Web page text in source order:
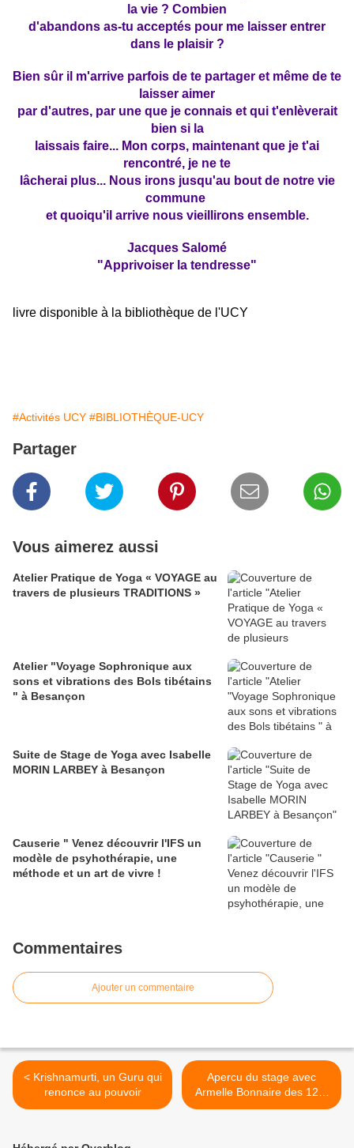
la vie ? Combien
d'abandons as-tu acceptés pour me laisser entrer
dans le plaisir ?
Bien sûr il m'arrive parfois de te partager et même de te
laisser aimer
par d'autres, par une que je connais et qui t'enlèverait
bien si la
laissais faire... Mon corps, maintenant que je t'ai
rencontré, je ne te
lâcherai plus... Nous irons jusqu'au bout de notre vie
commune
et quoiqu'il arrive nous vieillirons ensemble.
Jacques Salomé
"Apprivoiser la tendresse"
livre disponible à la bibliothèque de l'UCY
#Activités UCY #BIBLIOTHÈQUE-UCY
Partager
Vous aimerez aussi
Atelier Pratique de Yoga « VOYAGE au
travers de plusieurs TRADITIONS »
Atelier "Voyage Sophronique aux
sons et vibrations des Bols tibétains
" à Besançon
Suite de Stage de Yoga avec Isabelle
MORIN LARBEY à Besançon
Causerie " Venez découvrir l'IFS un
modèle de psyhothérapie, une
méthode et un art de vivre !
Commentaires
Ajouter un commentaire
< Krishnamurti, un Guru qui
renonce au pouvoir
Apercu du stage avec
Armelle Bonnaire des 12 &
13 Mars 2011 >